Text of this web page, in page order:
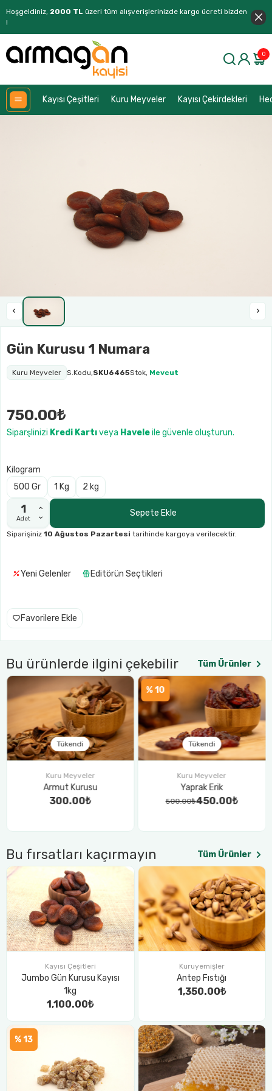
Hoşgeldiniz, 2000 TL üzeri tüm alışverişlerinizde kargo ücreti bizden
!
0
Kayısı Çeşitleri Kuru Meyveler Kayısı Çekirdekleri
Gün Kurusu 1 Numara
Kuru Meyveler S.Kodu,SKU6465Stok, Mevcut
750.00₺
Siparşlinizi Kredi Kartıveya Haveleile güvenle oluşturun.
Kilogram
500 Gr
1 Kg 2 kg
Adet
Sepete Ekle
Siparişiniz 10 Ağustos Pazartesi tarihinde kargoya verilecektir.
Yeni Gelenler Editörün Seçtikleri
Favorilere Ekle
Bu ürünlerde ilgini çekebilir Tüm Ürünler
Tükendi
Kuru Meyveler
Yaprak Erik
500.00₺450.00₺
% 10 Kuru Meyveler
Yerli Dut(Çekirdekli)
600.00₺
Bu fırsatları kaçırmayın Tüm Ürünler
Kayısı Çeşitleri
Jumbo Gün Kurusu Kayısı
1kg
1,100.00₺
Kuruyemişler
Antep Fıstığı
1,350.00₺
% 13